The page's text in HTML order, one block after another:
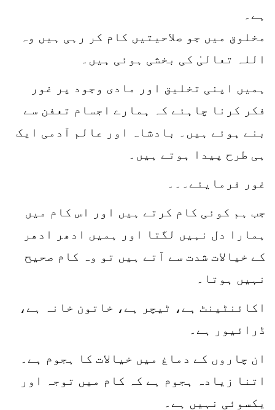
ہے۔
مخلوق میں جو صلاحیتیں کام کر رہی ہیں وہ
اللہ تعالیٰ کی بخشی ہوئی ہیں۔
ہمیں اپنی تخلیق اور مادی وجود پر غور
فکر کرنا چاہئے کہ ہمارے اجسام تعفن سے
بنے ہوئے ہیں۔ بادشاہ اور عالم آدمی ایک
ہی طرح پیدا ہوتے ہیں۔
غور فرمایئے۔۔۔
جب ہم کوئی کام کرتے ہیں اور اس کام میں
ہمارا دل نہیں لگتا اور ہمیں ادھر ادھر
کے خیالات شدت سے آتے ہیں تو وہ کام صحیح
نہیں ہوتا۔
اکائنٹینٹ ہے، ٹیچر ہے، خاتون خانہ ہے،
ڈرائیور ہے۔
ان چاروں کے دماغ میں خیالات کا ہجوم ہے۔
اتنا زیادہ ہجوم ہے کہ کام میں توجہ اور
یکسوئی نہیں ہے۔